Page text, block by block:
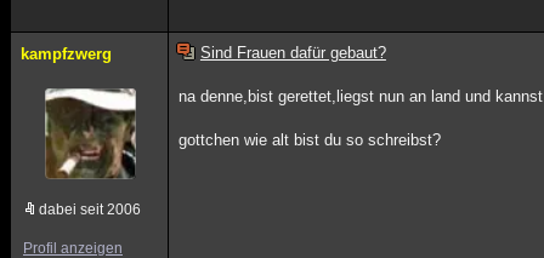
kampfzwerg
dabei seit 2006
Profil anzeigen
Sind Frauen dafür gebaut?
na denne,bist gerettet,liegst nun an land und
gottchen wie alt bist du so schreibst?